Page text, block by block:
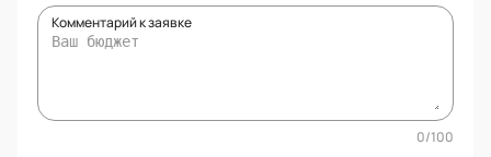
Комментарий к заявке
0/100